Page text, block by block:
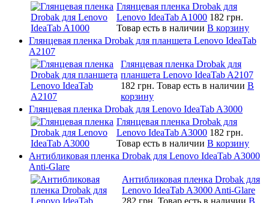
Глянцевая пленка Drobak для
Lenovo IdeaTab A1000 182 грн.
Товар есть в наличии В корзину
Глянцевая пленка Drobak для планшета Lenovo IdeaTab
A2107
Глянцевая пленка Drobak для
планшета Lenovo IdeaTab A2107
182 грн. Товар есть в наличии В
корзину
Глянцевая пленка Drobak для Lenovo IdeaTab A3000
Глянцевая пленка Drobak для
Lenovo IdeaTab A3000 182 грн.
Товар есть в наличии В корзину
Антибликовая пленка Drobak для Lenovo IdeaTab A3000
Anti-Glare
Антибликовая пленка Drobak для
Lenovo IdeaTab A3000 Anti-Glare
282 грн. Товар есть в наличии В